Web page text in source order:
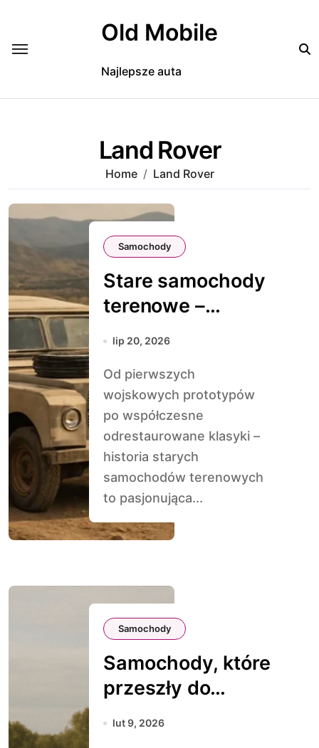
Old Mobile
Najlepsze auta
Land Rover
Home Land Rover
Samochody
Stare samochody
terenowe –
historia 4×4
lip 20, 2026
Od pierwszych
wojskowych prototypów
po współczesne
odrestaurowane klasyki –
historia starych
samochodów terenowych
to pasjonująca...
Samochody
Samochody, które
przeszły do
historii dzięki
lut 9, 2026